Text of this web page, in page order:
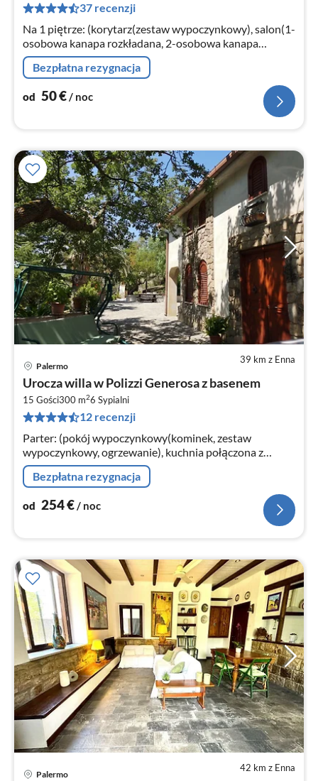
37 recenzji
Na 1 piętrze: (korytarz(zestaw wypoczynkowy), salon(1-
osobowa kanapa rozkładana, 2-osobowa kanapa
rozkładana, TV, stół jadalniany, zestaw wypoczynkowy)
Bezpłatna rezygnacja
od 50€/ noc
39 km z Enna
Palermo
Urocza willa w Polizzi Generosa z basenem
15 Gości300 m26 Sypialni
12 recenzji
Parter: (pokój wypoczynkowy(kominek, zestaw
wypoczynkowy, ogrzewanie), kuchnia połączona z
salonem(50 m2)
Bezpłatna rezygnacja
od 254€/ noc
42 km z Enna
Palermo